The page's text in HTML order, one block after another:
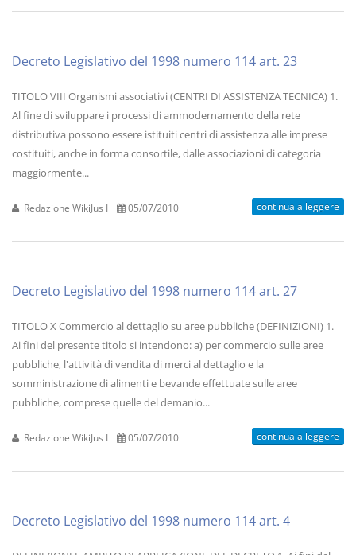
Decreto Legislativo del 1998 numero 114 art. 23
TITOLO VIII Organismi associativi (CENTRI DI ASSISTENZA TECNICA) 1.
Al fine di sviluppare i processi di ammodernamento della rete
distributiva possono essere istituiti centri di assistenza alle imprese
costituiti, anche in forma consortile, dalle associazioni di categoria
maggiormente...
Redazione WikiJus I 05/07/2010 continua a leggere
Decreto Legislativo del 1998 numero 114 art. 27
TITOLO X Commercio al dettaglio su aree pubbliche (DEFINIZIONI) 1.
Ai fini del presente titolo si intendono: a) per commercio sulle aree
pubbliche, l'attività di vendita di merci al dettaglio e la
somministrazione di alimenti e bevande effettuate sulle aree
pubbliche, comprese quelle del demanio...
Redazione WikiJus I 05/07/2010 continua a leggere
Decreto Legislativo del 1998 numero 114 art. 4